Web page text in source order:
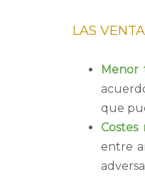
LAS
Menor
que
Costes
entre